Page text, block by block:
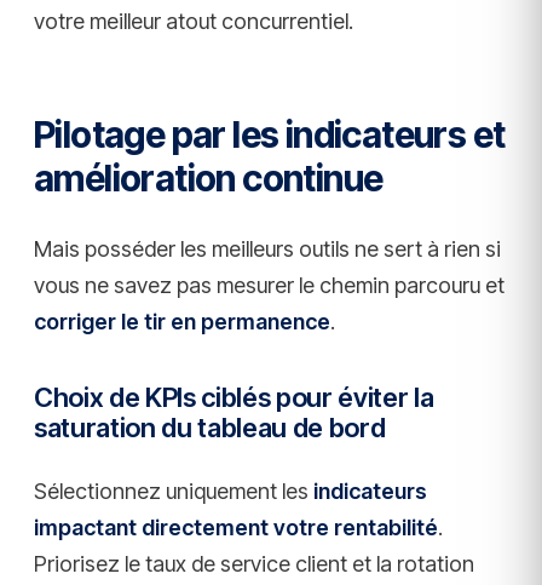
votre meilleur atout concurrentiel.
Pilotage par les indicateurs et
amélioration continue
Mais posséder les meilleurs outils ne sert à rien si
vous ne savez pas mesurer le chemin parcouru et
corriger le tir en permanence.
Choix de KPIs ciblés pour éviter la
saturation du tableau de bord
Sélectionnez uniquement les indicateurs
impactant directement votre rentabilité.
Priorisez le taux de service client et la rotation